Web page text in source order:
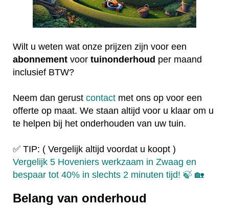
Wilt u weten wat onze prijzen zijn voor een
abonnement voor tuinonderhoud per maand
inclusief BTW?
Neem dan gerust contact met ons op voor een
offerte op maat. We staan altijd voor u klaar om u
te helpen bij het onderhouden van uw tuin.
✅ TIP: ( Vergelijk altijd voordat u koopt )
Vergelijk 5 Hoveniers werkzaam in Zwaag en
bespaar tot 40% in slechts 2 minuten tijd! 🍃 🏡
Belang van onderhoud